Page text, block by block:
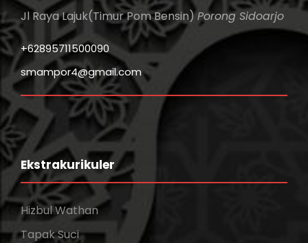
Jl Raya Lajuk(Timur Pom Bensin)Porong Sidoarjo
+62895711500090
smampor4@gmail.com
Ekstrakurikuler
Hizbul Wathan
Tapak Suci